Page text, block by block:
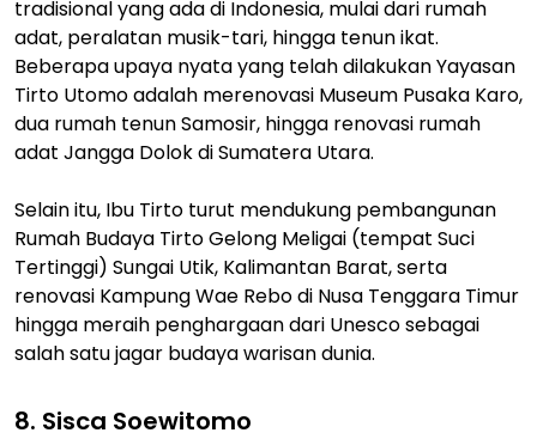
tradisional yang ada di Indonesia, mulai dari rumah
adat, peralatan musik-tari, hingga tenun ikat.
Beberapa upaya nyata yang telah dilakukan Yayasan
Tirto Utomo adalah merenovasi Museum Pusaka Karo,
dua rumah tenun Samosir, hingga renovasi rumah
adat Jangga Dolok di Sumatera Utara.
Selain itu, Ibu Tirto turut mendukung pembangunan
Rumah Budaya Tirto Gelong Meligai (tempat Suci
Tertinggi) Sungai Utik, Kalimantan Barat, serta
renovasi Kampung Wae Rebo di Nusa Tenggara Timur
hingga meraih penghargaan dari Unesco sebagai
salah satu jagar budaya warisan dunia.
8. Sisca Soewitomo